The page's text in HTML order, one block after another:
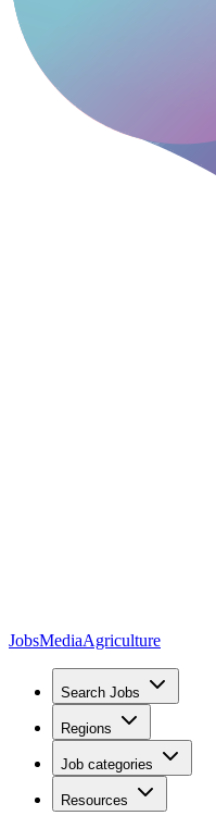
JobsMediaAgriculture
Search Jobs
Regions
Job categories
Resources